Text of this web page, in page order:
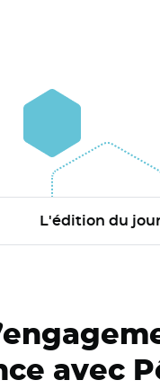
L'édition du
avec